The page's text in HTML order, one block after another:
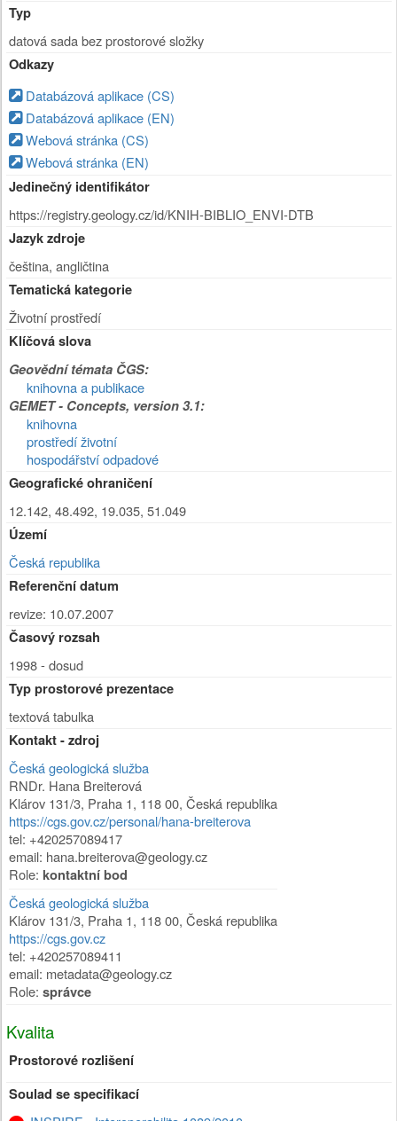
Typ
datová sada bez prostorové složky
Odkazy
Databázová aplikace (CS)
Databázová aplikace (EN)
Webová stránka (CS)
Webová stránka (EN)
Jedinečný identifikátor
https://registry.geology.cz/id/KNIH-BIBLIO_ENVI-DTB
Jazyk zdroje
čeština, angličtina
Tematická kategorie
Životní prostředí
Klíčová slova
Geovědní témata ČGS:
knihovna a publikace
GEMET - Concepts, version 3.1:
knihovna
prostředí životní
hospodářství odpadové
Geografické ohraničení
12.142, 48.492, 19.035, 51.049
Území
Česká republika
Referenční datum
revize: 10.07.2007
Časový rozsah
1998 - dosud
Typ prostorové prezentace
textová tabulka
Kontakt - zdroj
Česká geologická služba
RNDr. Hana Breiterová
Klárov 131/3, Praha 1, 118 00, Česká republika
https://cgs.gov.cz/personal/hana-breiterova
tel: +420257089417
email: hana.breiterova@geology.cz
Role: kontaktní bod
Česká geologická služba
Klárov 131/3, Praha 1, 118 00, Česká republika
https://cgs.gov.cz
tel: +420257089411
email: metadata@geology.cz
Role: správce
Kvalita
Prostorové rozlišení
Soulad se specifikací